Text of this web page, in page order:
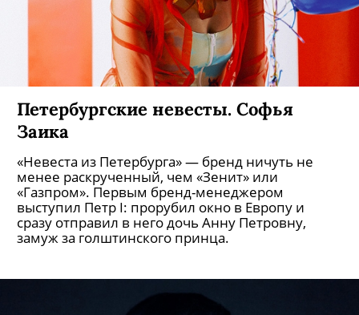
Лев Додин. Введение
Вы узнаете о годах учебы Додина в Театре
юношеского творчества и в мастерской
известнейшего театрального педагога Бориса
Зона в ЛГИТМиКе, об общем театральном фоне
Ленинграда 1970-х и удушающей для молодых
талантливых режиссеров атмосфере, о первых
авторских постановках Додина в ТЮЗе и МДТ,
заставивших говорить о нем зрителей и
критиков.